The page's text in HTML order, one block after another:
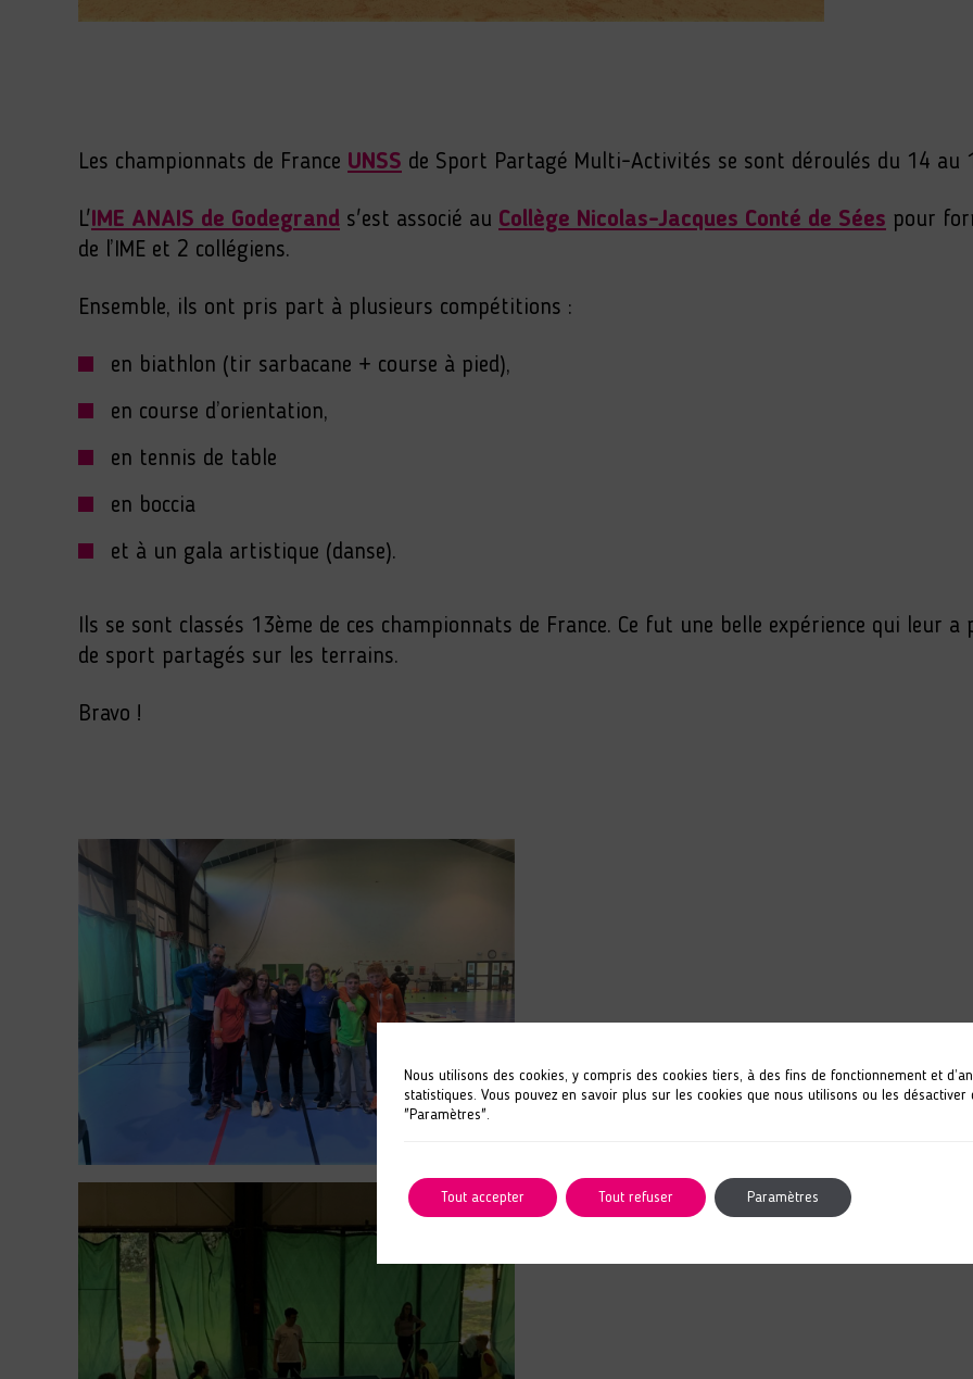
Les championnats de France UNSS de Sport Partagé Multi-Activités se sont déroulés du 14 au
L'IME ANAIS de Godegrand s'est associé au Collège Nicolas-Jacques Conté de Sées pour
de l’IME et 2 collégiens.
Ensemble, ils ont pris part à plusieurs compétitions :
en biathlon (tir sarbacane + course à pied),
en course d’orientation,
en tennis de table
en boccia
et à un gala artistique (danse).
Ils se sont classés 13ème de ces championnats de France. Ce fut une belle expérience qui leur
de sport partagés sur les terrains.
Bravo !
Nous utilisons des cookies, y compris des cookies tiers, à des fins de fonctionnement et
statistiques. Vous pouvez en savoir plus sur les cookies que nous utilisons ou les désactiver
"Paramètres".
Tout accepter Tout refuser Paramètres